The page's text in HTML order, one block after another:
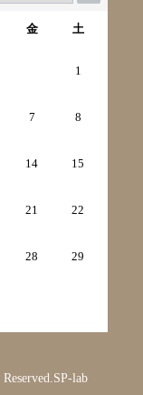
金 土
1
7 8
14 15
21 22
28 29
SP-lab